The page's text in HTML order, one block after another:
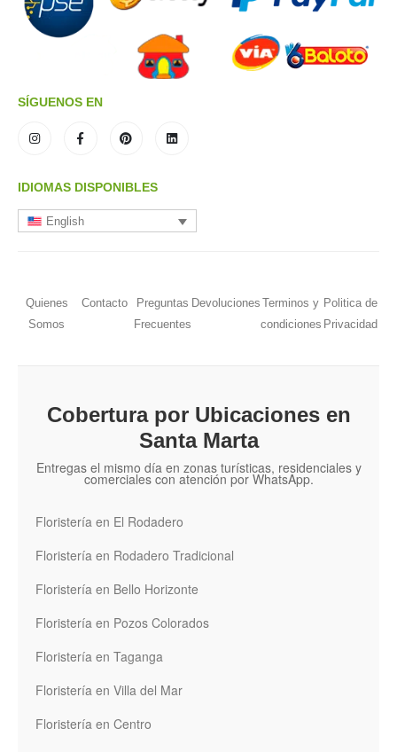
SÍGUENOS EN
IDIOMAS DISPONIBLES
English
Quienes
Somos
Contacto
Preguntas
Frecuentes
Devoluciones Terminos y
condiciones
Politica de
Privacidad
Cobertura por Ubicaciones en
Santa Marta
Entregas el mismo día en zonas turísticas, residenciales y
comerciales con atención por WhatsApp.
Floristería en El Rodadero
Floristería en Rodadero Tradicional
Floristería en Bello Horizonte
Floristería en Pozos Colorados
Floristería en Taganga
Floristería en Villa del Mar
Floristería en Centro